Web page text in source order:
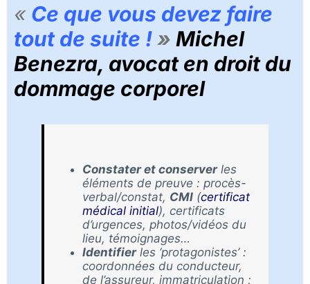
« Ce que vous devez faire
tout de suite !» Michel
Benezra, avocat en droit du
dommage corporel
Constater et conserverles
éléments de preuve : procès-
verbal/constat, CMI (certificat
médical initial), certificats
d’urgences, photos/vidéos du
lieu, témoignages…
Identifierles ‘protagonistes’ :
coordonnées du conducteur,
de l’assureur, immatriculation ;